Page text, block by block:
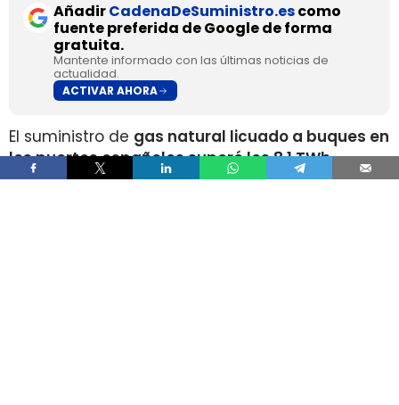
AñadirCadenaDeSuministro.escomo
fuente preferida de Google de forma
gratuita.
Mantente informado con las últimas noticias de
actualidad.
ACTIVAR AHORA
El suministro de gas natural licuado a buques en
los puertos españoles superó los 8,1 TWh
durante 2025, un volumen que multiplica por